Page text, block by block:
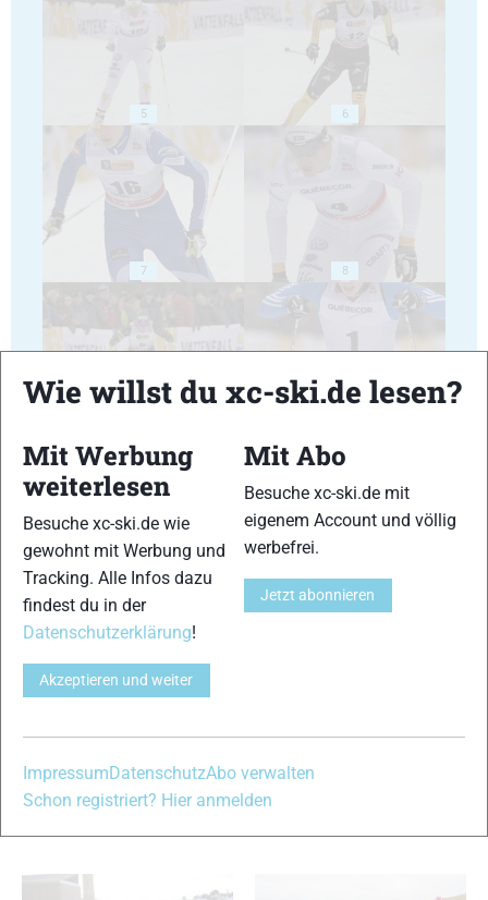
5 6
7 8
11
13 14
© Bilder 1 - 14: Arnautovic/NordicFocus;
Wie willst du xc-ski.de lesen?
Mit Werbung
weiterlesen
Besuche xc-ski.de wie
gewohnt mit Werbung und
Tracking. Alle Infos dazu
findest du in der
Datenschutzerklärung!
Akzeptieren und weiter
Mit Abo
Besuche xc-ski.de mit
eigenem Account und völlig
werbefrei.
Jetzt abonnieren
ImpressumDatenschutzAbo verwalten
Schon registriert? Hier anmelden